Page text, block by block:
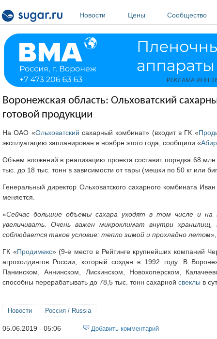
Новости
Цены Сообщество
Воронежская область: Ольховатский
готовой продукции
На ОАО «Ольховатский сахарный комбинат» (входит в ГК «
эксплуатацию запланирован в ноябре этого года, сообщили «
Объем вложений в реализацию проекта составит порядка 68
тыс. до 18 тыс. тонн в зависимости от тары (мешки по 50 кг или
Генеральный директор Ольховатского сахарного комбината
меняется.
«Сейчас большие объемы сахара уходят в том числе и на
увеличивать. Очень важен микроклимат внутри
соблюдается такое условие: тепло зимой и прохладно летом
ГК «Продимекс» (9-е место в Рейтинге крупнейших компаний
агрохолдингов России, который создан в 1992 году. В
Панинском, Аннинском, Лискинском, Новохоперском,
способны перерабатывать до 78,5 тыс. тонн сахарной свеклы в
Новости Россия / Russia
05.06.2019 - 05:06 Добавить комментарий